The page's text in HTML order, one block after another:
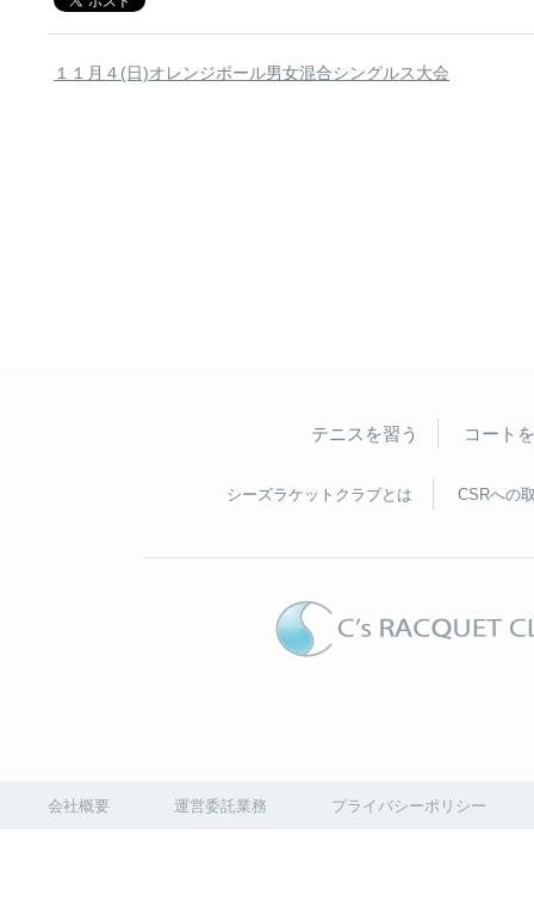
１１月４(日)オレンジボール男女混合シングルス大会
テニスを習う コート
シーズラケットクラブとは CSRへの
会社概要 運営委託業務 プライバシーポリシー